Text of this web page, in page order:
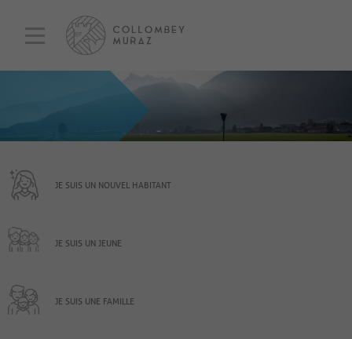
JE SUIS UN NOUVEL HABITANT
JE SUIS UN JEUNE
JE SUIS UNE FAMILLE